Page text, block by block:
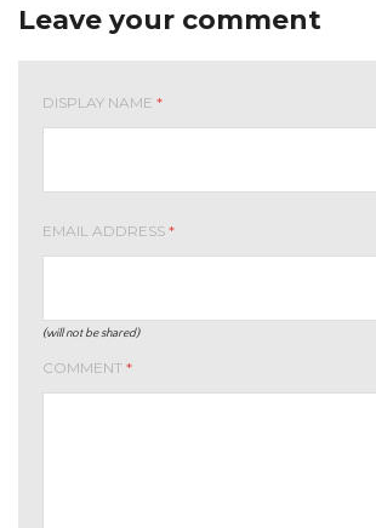
Leave your comment
DISPLAY NAME *
EMAIL ADDRESS *
(will not be shared)
COMMENT *